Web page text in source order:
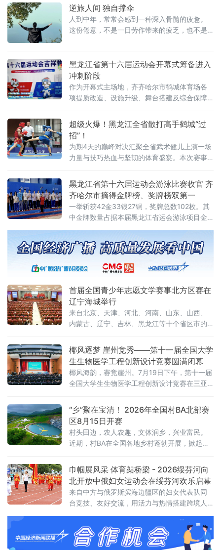
逆旅人间 独自撑伞
人到中年，常常会感到一种深入骨髓的疲惫。
这份倦意，不是一日劳作带来的疲乏，也不是
悄压弯了人的脊梁。杜牧有言：“只言旋老转无
事，欲到中年事更多”，年少总以为年岁渐长便
可卸下重担，待到中年方才知晓，肩上的责任
反倒层层叠加。尤其到了夜深人静，万籁归于
黑龙江省第十六届运动会开幕式筹备进入
冲刺阶段
作为开幕式主场地，齐齐哈尔市鹤城体育场各
项提质改造、设施升级、舞台搭建及综合保障
1日启动集中彩排。记者在现场了解到，鹤城体
育场内各项筹备作业高效运转，工作人员正加
紧调试舞台LED大屏，细化完善场地配套设施，
全面排查
超级火爆！黑龙江全省散打高手鹤城“过
招”！
为期4天的巅峰对决汇聚全省武术健儿上演一场
力量与技巧热血与坚韧的体育盛宴。本次赛事
专项竞技赛事，吸引了哈尔滨、齐齐哈尔、牡
丹江、佳木斯等全省11个地市的200余名优秀运
动员同台角逐。参赛选手皆是各地层层选拔的
黑龙江省第十六届运动会游泳比赛收官 齐
齐哈尔市摘得金牌榜、奖牌榜双第一
一举斩获42金33银27铜，奖牌总数102枚。其
中金牌数量占据本届黑龙江省运会游泳项目金
榜，实现黑龙江省运会游泳项目连续两届全省
卫冕。本届黑龙江省运会游泳赛事竞争空前激
首届全国青少年志愿文学赛事北方区赛在
辽宁海城举行
来自北京、天津、河北、河南、山东、山西、
内蒙古、辽宁、吉林、黑龙江等十个省区市的
题展开创作与诵读比拼。该项赛事已纳入教育
部2025—2028学年面向中小学生的全国性竞赛
活动名单。本次大赛于7月25日至26日举行。
参赛选手以文字抒发情怀
椰风逐梦 崖州竞秀——第十一届全国大学
生生物医学工程创新设计竞赛圆满闭幕
椰风海韵，赛竞崖州。7月19日下午，第十一届
全国大学生生物医学工程创新设计竞赛在三亚
自清华大学、北京大学等290所高校及科研机构
1751支队伍赴海南大学崖州校区开展线下决
赛。
“乡”聚在宝清！ 2026年全国村BA北部赛
区8月15日开赛
村头田边，农人农趣，文体润乡，兴业富民。
近期，村BA在全国各地乡村蓬勃开展，掀起了
生活。黑龙江把赛事办到边境乡村，以体育赋
能兴边富民；山东策划推出“跟着村BA游乡村”
主题活动，串联整合乡村文旅资源，让赛场扎
根田间地头
巾帼展风采 体育架桥梁 - 2026绥芬河向
北开放中俄妇女运动会在绥芬河欢乐启幕
来自中方与俄罗斯滨海边疆区的妇女代表队同
台竞技、友好交流，用活力与热情搭建跨境人